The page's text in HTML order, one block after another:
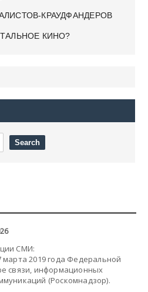
КРАУДФАНДЕРОВ
КИНО?
СМИ:
2019 года Федеральной
связи, информационных
(Роскомнадзор).